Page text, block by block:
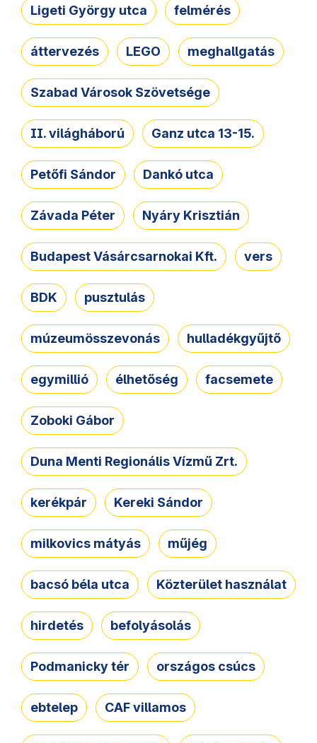
Ligeti György utca felmérés
áttervezés LEGO meghallgatás
Szabad Városok Szövetsége
II. világháború Ganz utca 13-15.
Petőfi Sándor Dankó utca
Závada Péter Nyáry Krisztián
Budapest Vásárcsarnokai Kft. vers
BDK pusztulás
múzeumösszevonás hulladékgyűjtő
egymillió élhetőség facsemete
Zoboki Gábor
Duna Menti Regionális Vízmű Zrt.
kerékpár Kereki Sándor
milkovics mátyás műjég
bacsó béla utca Közterület használat
hirdetés befolyásolás
Podmanicky tér országos csúcs
ebtelep CAF villamos